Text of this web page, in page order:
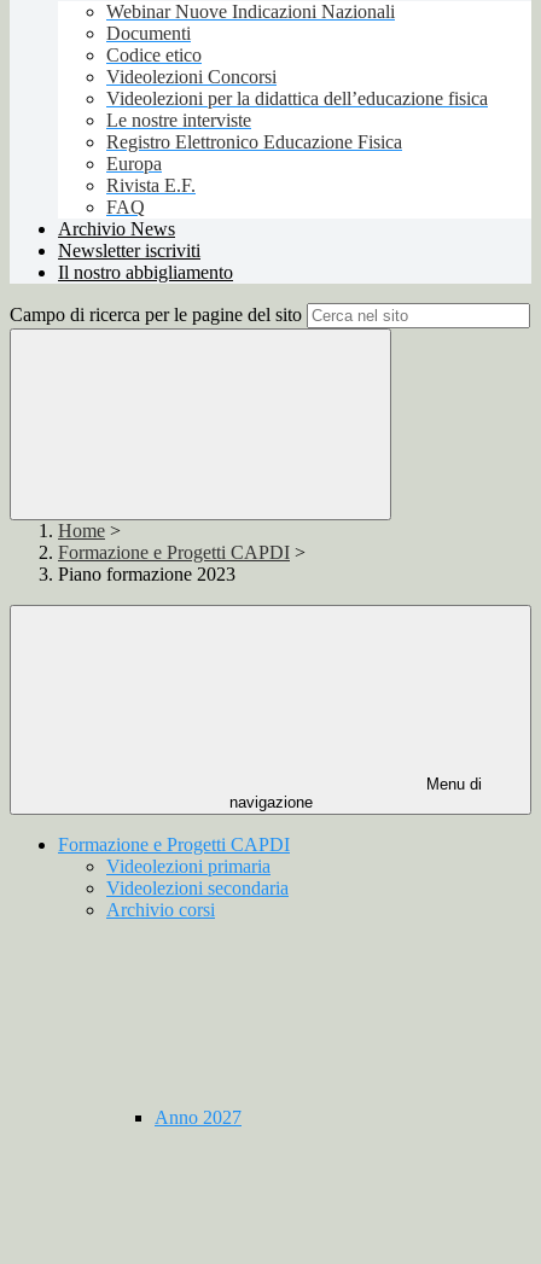
Webinar Nuove Indicazioni Nazionali
Documenti
Codice etico
Videolezioni Concorsi
Videolezioni per la didattica dell’educazione fisica
Le nostre interviste
Registro Elettronico Educazione Fisica
Europa
Rivista E.F.
FAQ
Archivio News
Newsletter iscriviti
Il nostro abbigliamento
Campo di ricerca per le pagine del sito
Home >
Formazione e Progetti CAPDI >
Piano formazione 2023
Menu di
navigazione
Formazione e Progetti CAPDI
Videolezioni primaria
Videolezioni secondaria
Archivio corsi
Anno 2027